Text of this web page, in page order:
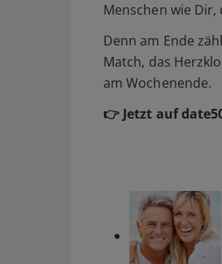
Menschen wie
Denn am Ende
Match, das
am Wochenende.
👉 Jetzt auf